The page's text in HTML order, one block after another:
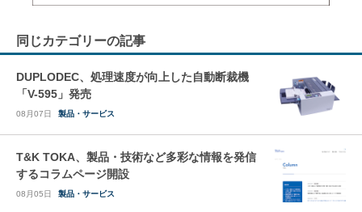
同じカテゴリーの記事
DUPLODEC、処理速度が向上した自動断裁機
「V-595」発売
08月07日 製品・サービス
T&K TOKA、製品・技術など多彩な情報を発信
するコラムページ開設
08月05日 製品・サービス